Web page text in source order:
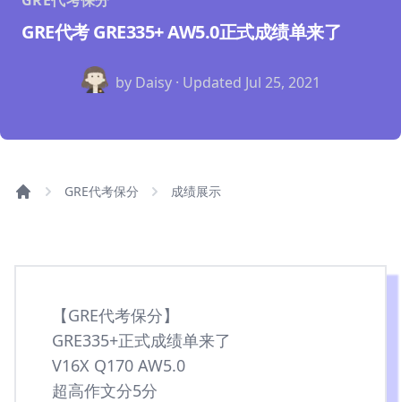
GRE代考 GRE335+ AW5.0正式成绩单来了
by Daisy · Updated Jul 25, 2021
GRE代考保分 成绩展示
【GRE代考保分】
GRE335+正式成绩单来了
V16X Q170 AW5.0
超高作文分5分